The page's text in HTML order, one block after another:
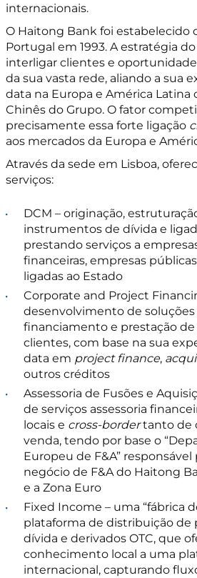
internacionais.
O Haitong Bank foi estabelecido
Portugal em 1993. A estratégia
interligar clientes e
da sua vasta rede, aliando a sua
data na Europa e América Latina
Chinês do Grupo. O fator
precisamente essa forte ligação
aos mercados da Europa e
Através da sede em Lisboa,
serviços:
DCM – originação,
instrumentos de dívida e
prestando serviços a
financeiras, empresas
ligadas ao Estado
Corporate and Project
desenvolvimento de soluções
financiamento e prestação de
clientes, com base na sua
data em project finance,
outros créditos
Assessoria de Fusões e
de serviços assessoria
locais e cross-bordertanto de
venda, tendo por base o
Europeu de F&A”
negócio de F&A do Haitong
e a Zona Euro
Fixed Income – uma “fábrica
plataforma de distribuição de
dívida e derivados OTC, que
conhecimento local a uma
internacional, capturando